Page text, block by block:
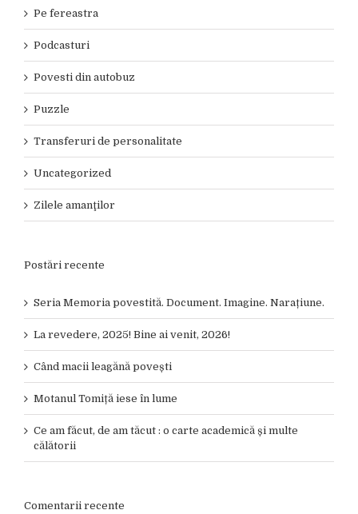
Pe fereastra
Podcasturi
Povesti din autobuz
Puzzle
Transferuri de personalitate
Uncategorized
Zilele amanţilor
Postări recente
Seria Memoria povestită. Document. Imagine. Narațiune.
La revedere, 2025! Bine ai venit, 2026!
Când macii leagănă povești
Motanul Tomiță iese în lume
Ce am făcut, de am tăcut : o carte academică și multe
călătorii
Comentarii recente